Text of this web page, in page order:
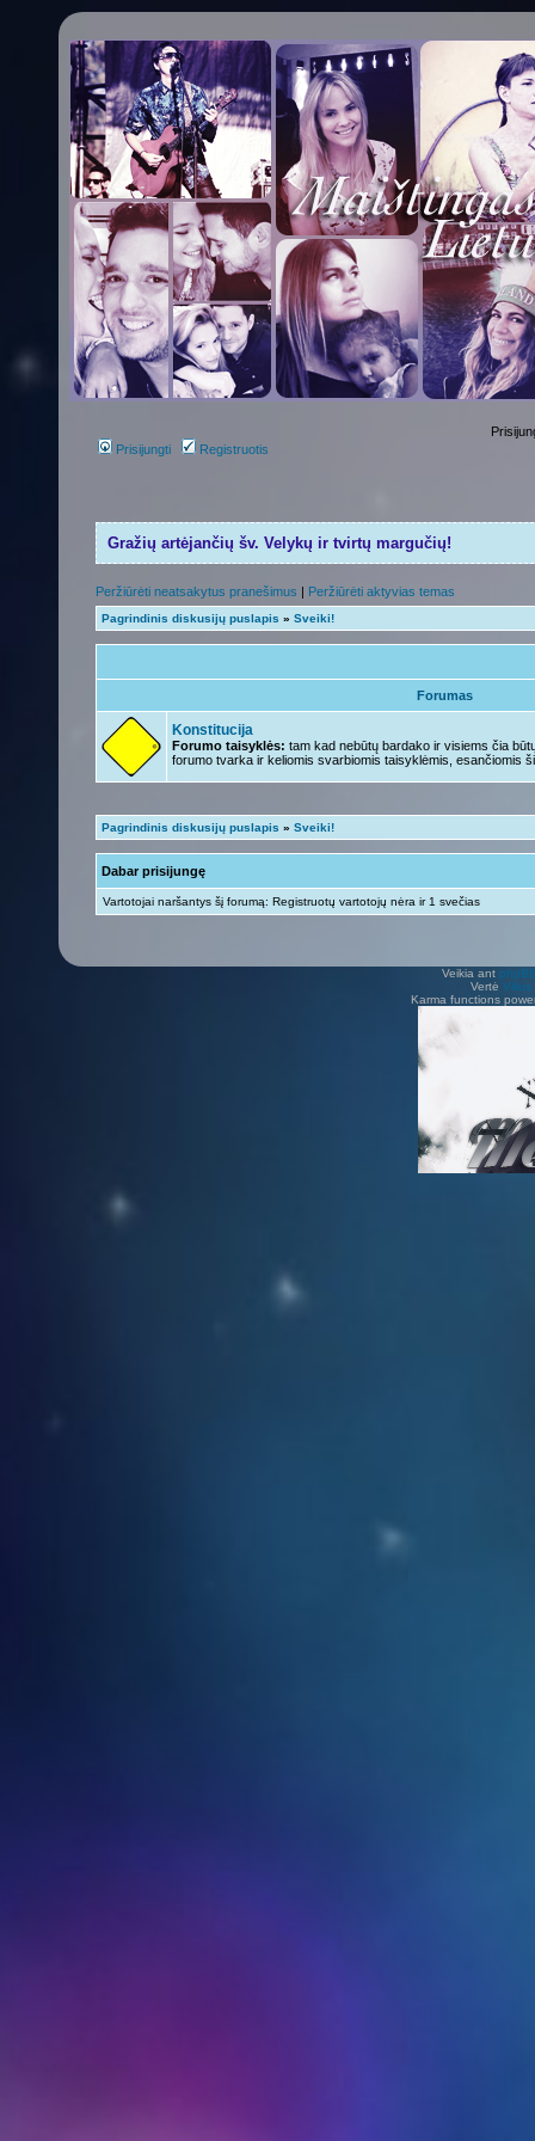
Prisijungti Registruotis
Gražių artėjančių šv. Velykų ir tvirtų margučių!
Peržiūrėti neatsakytus pranešimus | Peržiūrėti aktyvias temas
Pagrindinis diskusijų puslapis » Sveiki!
Forumas
Konstitucija
Forumo taisyklės: tam kad nebūtų bardako ir visiems čia
forumo tvarka ir keliomis svarbiomis taisyklėmis, esančiomis
Pagrindinis diskusijų puslapis » Sveiki!
Dabar prisijungę
Vartotojai naršantys šį forumą: Registruotų vartotojų nėra ir 1 svečias
Veikia ant
Vertė Vilius
Karma functions